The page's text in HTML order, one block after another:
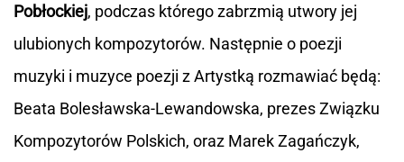
Pobłockiej, podczas którego zabrzmią utwory jej
ulubionych kompozytorów. Następnie o poezji
muzyki i muzyce poezji z Artystką rozmawiać będą:
Beata Bolesławska-Lewandowska, prezes Związku
Kompozytorów Polskich, oraz Marek Zagańczyk,